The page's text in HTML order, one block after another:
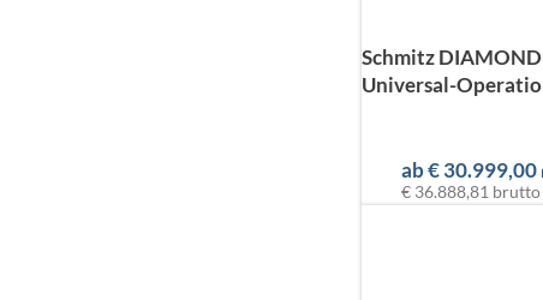
Schmitz
Universal-
ab€30.999,00
€ 36.888,81 brutto